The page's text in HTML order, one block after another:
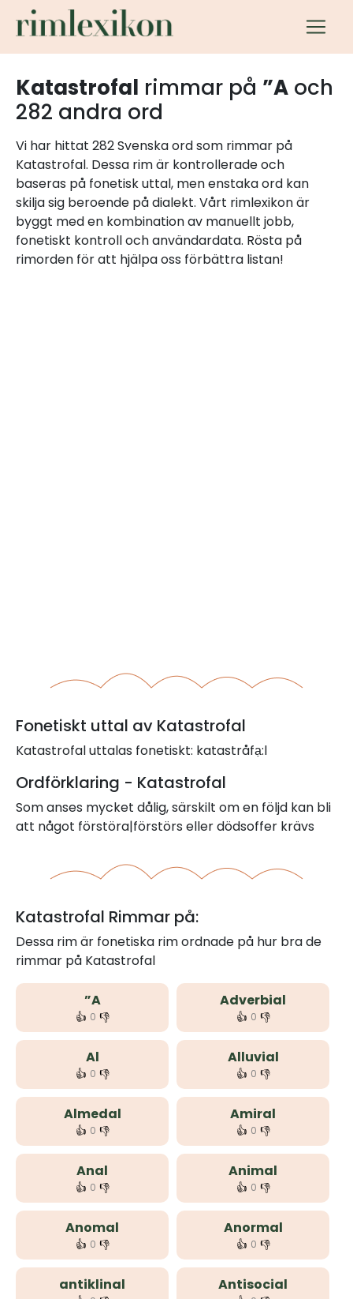
Katastrofal rimmar på ”A och
282 andra ord
Vi har hittat 282 Svenska ord som rimmar på
Katastrofal. Dessa rim är kontrollerade och
baseras på fonetisk uttal, men enstaka ord kan
skilja sig beroende på dialekt. Vårt rimlexikon är
byggt med en kombination av manuellt jobb,
fonetiskt kontroll och användardata. Rösta på
rimorden för att hjälpa oss förbättra listan!
Fonetiskt uttal av Katastrofal
Katastrofal uttalas fonetiskt: katastråfạ:l
Ordförklaring - Katastrofal
Som anses mycket dålig, särskilt om en följd kan bli
att något förstöra|förstörs eller dödsoffer krävs
Katastrofal Rimmar på:
Dessa rim är fonetiska rim ordnade på hur bra de
rimmar på Katastrofal
”A
👍 0 👎
Adverbial
👍 0 👎
Al
👍 0 👎
Alluvial
👍 0 👎
Almedal
👍 0 👎
Amiral
👍 0 👎
Anal
👍 0 👎
Animal
👍 0 👎
Anomal
👍 0 👎
Anormal
👍 0 👎
antiklinal Antisocial